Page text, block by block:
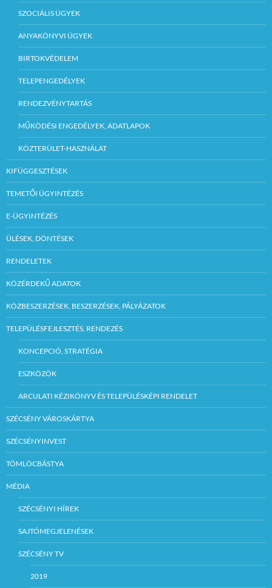
SZOCIÁLIS ÜGYEK
ANYAKÖNYVI ÜGYEK
BIRTOKVÉDELEM
TELEPENGEDÉLYEK
RENDEZVÉNYTARTÁS
MŰKÖDÉSI ENGEDÉLYEK, ADATLAPOK
KÖZTERÜLET-HASZNÁLAT
KIFÜGGESZTÉSEK
TEMETŐI ÜGYINTÉZÉS
E-ÜGYINTÉZÉS
ÜLÉSEK, DÖNTÉSEK
RENDELETEK
KÖZÉRDEKŰ ADATOK
KÖZBESZERZÉSEK, BESZERZÉSEK, PÁLYÁZATOK
TELEPÜLÉSFEJLESZTÉS, RENDEZÉS
KONCEPCIÓ, STRATÉGIA
ESZKÖZÖK
ARCULATI KÉZIKÖNYV ÉS TELEPÜLÉSKÉPI RENDELET
SZÉCSÉNY VÁROSKÁRTYA
SZÉCSÉNYINVEST
TÖMLÖCBÁSTYA
MÉDIA
SZÉCSÉNYI HÍREK
SAJTÓMEGJELENÉSEK
SZÉCSÉNY TV
2019